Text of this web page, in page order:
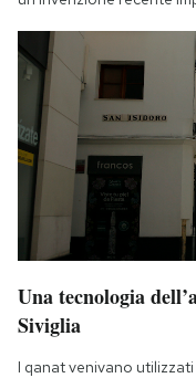
Una tecnologia
Siviglia
I qanat venivano